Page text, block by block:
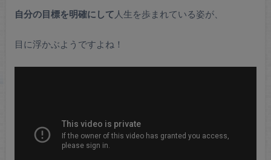
自分の目標を明確にして 人生を歩まれている姿が、
目に浮かぶようですよね！